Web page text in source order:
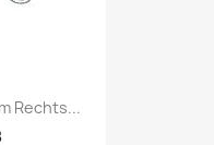
Rechts...